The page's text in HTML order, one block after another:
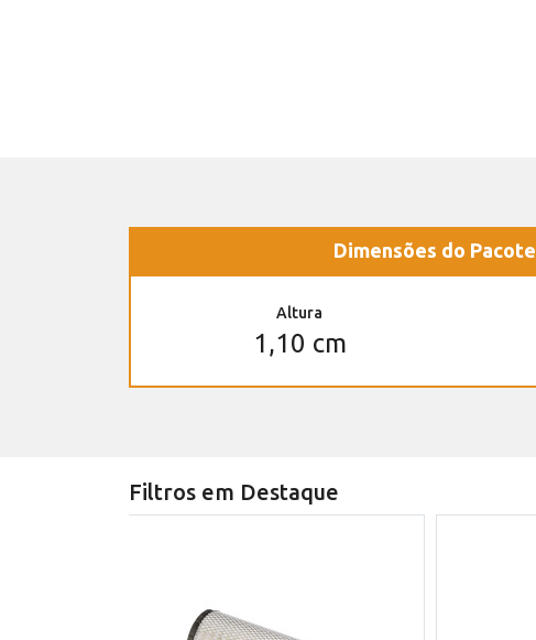
Dimensões do Pacote
Altura
1,10 cm
Filtros em Destaque